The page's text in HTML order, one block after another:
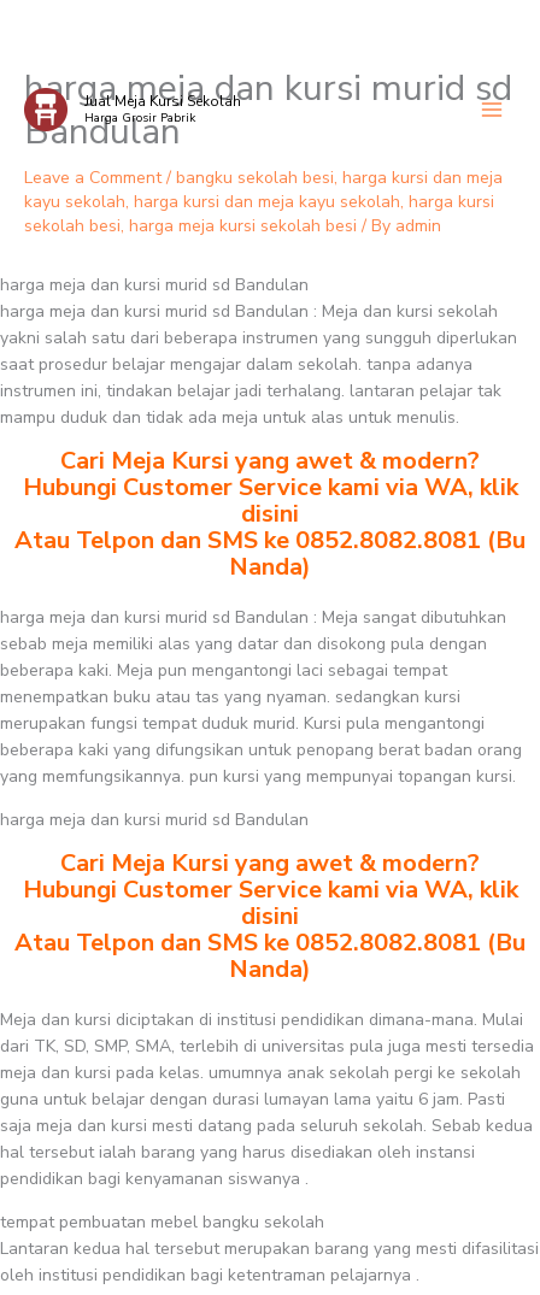
Skip
content
Jual Meja Kursi Sekolah
Harga Grosir Pabrik
harga meja dan kursi murid sd
Bandulan
Leave a Comment / bangku sekolah besi, harga kursi dan meja
kayu sekolah, harga kursi dan meja kayu sekolah, harga kursi
sekolah besi, harga meja kursi sekolah besi / By admin
harga meja dan kursi murid sd Bandulan
harga meja dan kursi murid sd Bandulan : Meja dan kursi sekolah
yakni salah satu dari beberapa instrumen yang sungguh diperlukan
saat prosedur belajar mengajar dalam sekolah. tanpa adanya
instrumen ini, tindakan belajar jadi terhalang. lantaran pelajar tak
mampu duduk dan tidak ada meja untuk alas untuk menulis.
Cari Meja Kursi yang awet & modern?
Hubungi Customer Service kami via WA, klik
disini
Atau Telpon dan SMS ke 0852.8082.8081 (Bu
Nanda)
harga meja dan kursi murid sd Bandulan : Meja sangat dibutuhkan
sebab meja memiliki alas yang datar dan disokong pula dengan
beberapa kaki. Meja pun mengantongi laci sebagai tempat
menempatkan buku atau tas yang nyaman. sedangkan kursi
merupakan fungsi tempat duduk murid. Kursi pula mengantongi
beberapa kaki yang difungsikan untuk penopang berat badan orang
yang memfungsikannya. pun kursi yang mempunyai topangan kursi.
harga meja dan kursi murid sd Bandulan
Cari Meja Kursi yang awet & modern?
Hubungi Customer Service kami via WA, klik
disini
Atau Telpon dan SMS ke 0852.8082.8081 (Bu
Nanda)
Meja dan kursi diciptakan di institusi pendidikan dimana-mana. Mulai
dari TK, SD, SMP, SMA, terlebih di universitas pula juga mesti tersedia
meja dan kursi pada kelas. umumnya anak sekolah pergi ke sekolah
guna untuk belajar dengan durasi lumayan lama yaitu 6 jam. Pasti
saja meja dan kursi mesti datang pada seluruh sekolah. Sebab kedua
hal tersebut ialah barang yang harus disediakan oleh instansi
pendidikan bagi kenyamanan siswanya .
tempat pembuatan mebel bangku sekolah
Lantaran kedua hal tersebut merupakan barang yang mesti difasilitasi
oleh institusi pendidikan bagi ketentraman pelajarnya .